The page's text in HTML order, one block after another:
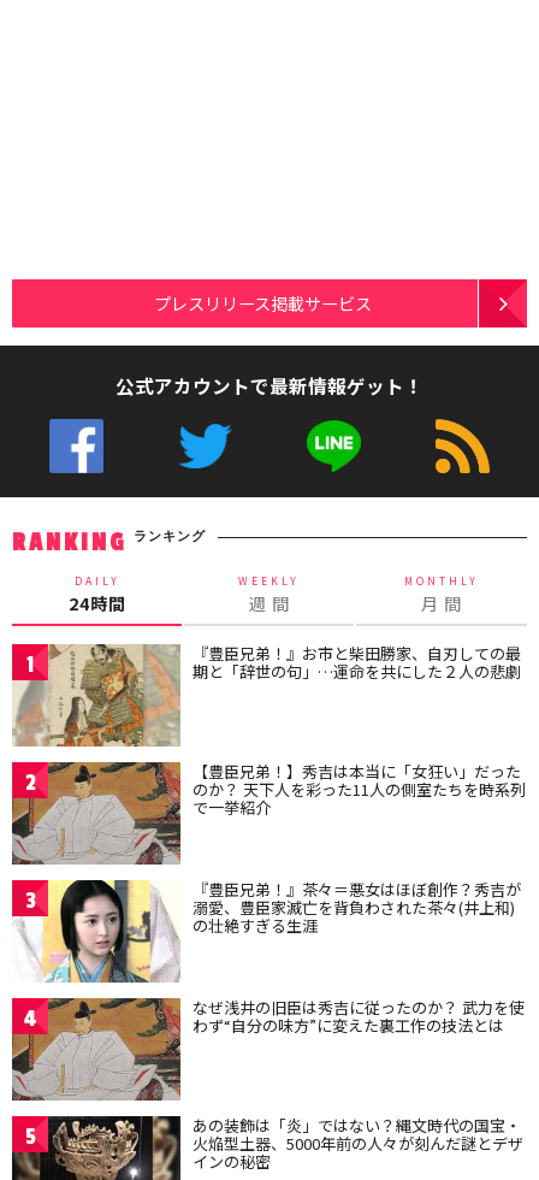
プレスリリース掲載サービス
公式アカウントで最新情報ゲット！
RANKING ランキング
DAILY
24時間
WEEKLY
週 間
MONTHLY
月 間
1 『豊臣兄弟！』お市と柴田勝家、自刃しての最
期と「辞世の句」…運命を共にした２人の悲劇
2 【豊臣兄弟！】秀吉は本当に「女狂い」だった
のか？ 天下人を彩った11人の側室たちを時系列
で一挙紹介
3 『豊臣兄弟！』茶々＝悪女はほぼ創作？秀吉が
溺愛、豊臣家滅亡を背負わされた茶々(井上和)
の壮絶すぎる生涯
4 なぜ浅井の旧臣は秀吉に従ったのか？ 武力を使
わず“自分の味方”に変えた裏工作の技法とは
5 あの装飾は「炎」ではない？縄文時代の国宝・
火焔型土器、5000年前の人々が刻んだ謎とデザ
インの秘密